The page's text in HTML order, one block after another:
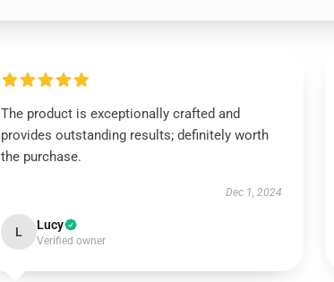
The product is exceptionally crafted and
provides outstanding results; definitely worth
the purchase.
Dec 1, 2024
L Lucy
Verified owner